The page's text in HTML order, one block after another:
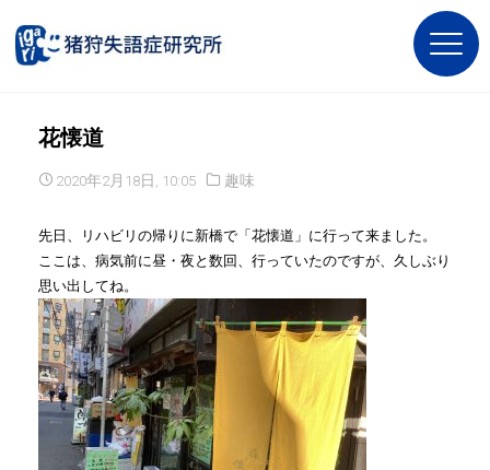
花懐道
2020年2月18日, 10:05 趣味
先日、リハビリの帰りに新橋で「花懐道」に行って来ました。
ここは、病気前に昼・夜と数回、行っていたのですが、久しぶり
思い出してね。